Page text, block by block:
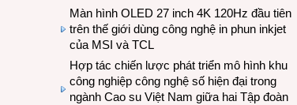
Màn hình OLED 27 inch 4K 120Hz đầu tiên
trên thế giới dùng công nghệ in phun inkjet
của MSI và TCL
Hợp tác chiến lược phát triển mô hình khu
công nghiệp công nghệ số hiện đại trong
ngành Cao su Việt Nam giữa hai Tập đoàn